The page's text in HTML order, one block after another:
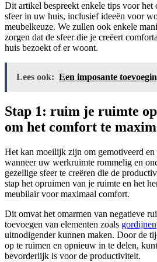
Dit artikel bespreekt enkele tips voor het
sfeer in uw huis, inclusief ideeën voor
meubelkeuze. We zullen ook enkele
zorgen dat de sfeer die je creëert
huis bezoekt of er woont.
Lees ook: Een imposante
Stap 1: ruim je ruimte
om het comfort te
Het kan moeilijk zijn om gemotiveerd
wanneer uw werkruimte rommelig en
gezellige sfeer te creëren die de
stap het opruimen van je ruimte en het
meubilair voor maximaal comfort.
Dit omvat het omarmen van negatieve
toevoegen van elementen zoals gordijnen
uitnodigender kunnen maken. Door de
op te ruimen en opnieuw in te delen,
bevorderlijk is voor de productiviteit.